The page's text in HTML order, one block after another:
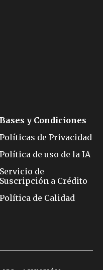
Bases y Condiciones
Políticas de Privacidad
Política de uso de la IA
Servicio de
Suscripción a Crédito
Política de Calidad